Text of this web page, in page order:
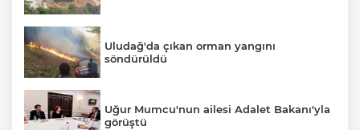
Uludağ'da çıkan orman yangını
söndürüldü
Uğur Mumcu'nun ailesi Adalet Bakanı'yla
görüştü